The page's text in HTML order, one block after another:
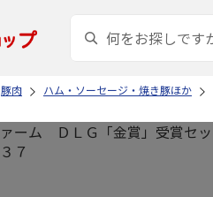
豚肉 ハム・ソーセージ・焼き豚ほか